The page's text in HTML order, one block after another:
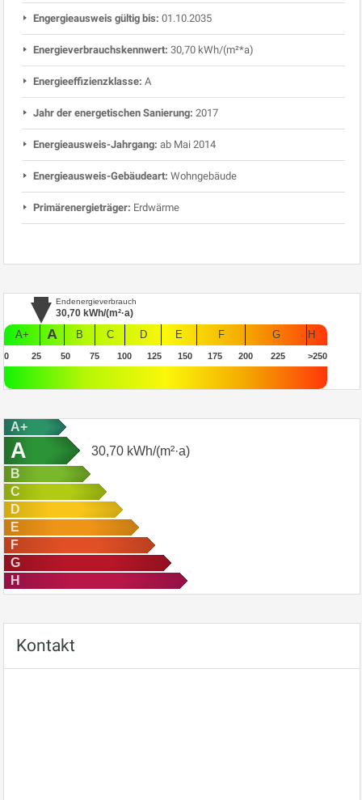
Engergieausweis gültig bis: 01.10.2035
Energieverbrauchskennwert: 30,70 kWh/(m²*a)
Energieeffizienzklasse: A
Jahr der energetischen Sanierung: 2017
Energieausweis-Jahrgang: ab Mai 2014
Energieausweis-Gebäudeart: Wohngebäude
Primärenergieträger: Erdwärme
Endenergieverbrauch
30,70 kWh/(m²·a)
A+
A B C D E F G H
0 25 50 75 100 125 150 175 200 225 >250
A+
A 30,70 kWh/(m²·a)
B
C
D
E
F
G
H
Kontakt